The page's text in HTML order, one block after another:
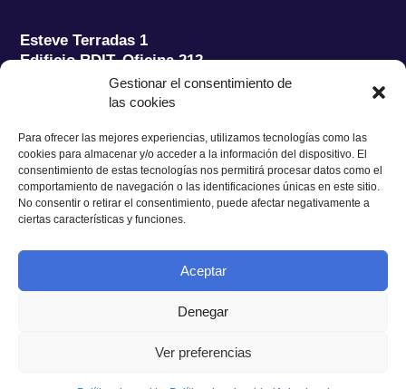
Gestionar el consentimiento de
las cookies
Para ofrecer las mejores experiencias, utilizamos tecnologías como las
cookies para almacenar y/o acceder a la información del dispositivo. El
consentimiento de estas tecnologías nos permitirá procesar datos como el
comportamiento de navegación o las identificaciones únicas en este sitio.
No consentir o retirar el consentimiento, puede afectar negativamente a
ciertas características y funciones.
Aceptar
Denegar
Ver preferencias
Esteve Terradas 1
Edificio RDIT, Oficina 212
Parc Mediterrani de la Tecnologia (PMT) Campus
08860 Castelldefels (Barcelona)
Tel.:+34 93 280 2088
Fax:+34 93 280 6395
E-mail:ieec@ieec.cat
Aviso legal
Diseño web
Ruiz Stinga Studio